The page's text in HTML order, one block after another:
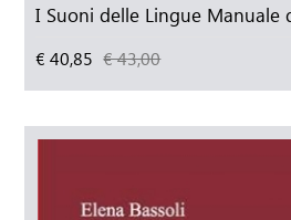
I Suoni delle Lingue Manuale
€ 40,85 € 43,00